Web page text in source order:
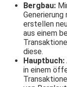
Bergbau:
erstellen
aus einem
diese.
Hauptbuch:
in einem